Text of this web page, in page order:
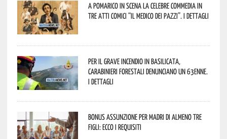
A Pomarico in scena la celebre commedia in
tre atti comici “Il medico dei pazzi”. I dettagli
Per il grave incendio in Basilicata,
Carabinieri forestali denunciano un 63enne.
I dettagli
Bonus assunzione per madri di almeno tre
figli: ecco i requisiti